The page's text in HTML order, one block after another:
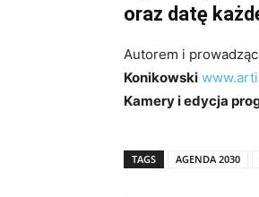
oraz datę
Autorem i
Konikowski
Kamery i edycja
TAGS AGENDA 2030